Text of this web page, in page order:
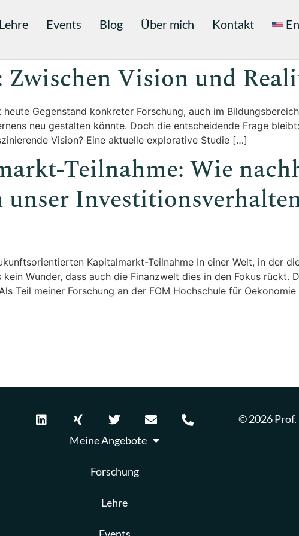
Lehre Events Blog Über mich Kontakt
Zwischen Vision und
Gegenstand konkreter Forschung, auch im
neu gestalten könnte. Doch die entscheidende Frage
Vision? Eine aktuelle explorative Studie […]
Teilnahme: Wie
Kapitalmarkt-Teilnahme In einer Welt, in der
Wunder, dass auch die Finanzwelt dies in den Fokus rückt.
Teil meiner Forschung an der FOM Hochschule für
Meine Angebote
Forschung
Lehre
© 2026 Prof.